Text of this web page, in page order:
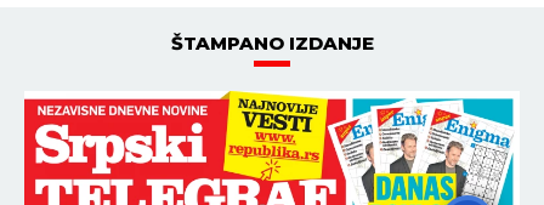
ŠTAMPANO IZDANJE